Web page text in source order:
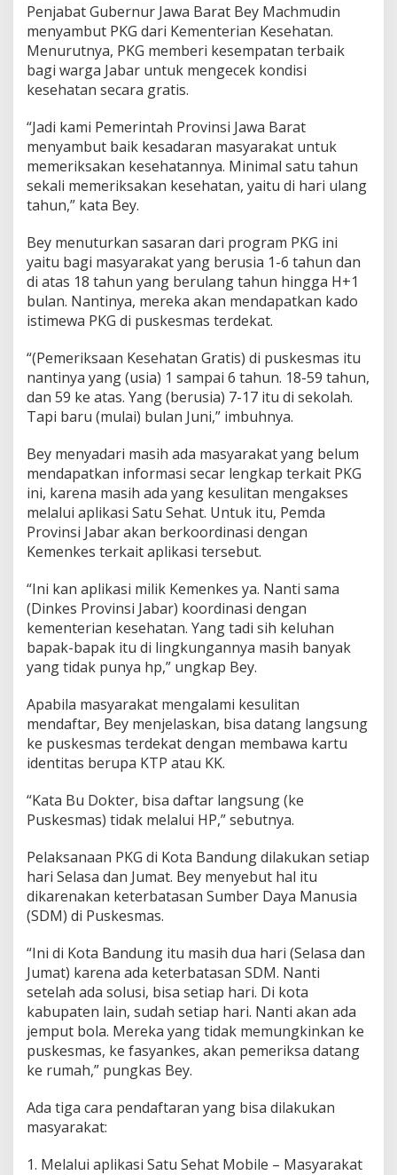
Penjabat Gubernur Jawa Barat Bey Machmudin
menyambut PKG dari Kementerian Kesehatan.
Menurutnya, PKG memberi kesempatan terbaik
bagi warga Jabar untuk mengecek kondisi
kesehatan secara gratis.
“Jadi kami Pemerintah Provinsi Jawa Barat
menyambut baik kesadaran masyarakat untuk
memeriksakan kesehatannya. Minimal satu tahun
sekali memeriksakan kesehatan, yaitu di hari ulang
tahun,” kata Bey.
Bey menuturkan sasaran dari program PKG ini
yaitu bagi masyarakat yang berusia 1-6 tahun dan
di atas 18 tahun yang berulang tahun hingga H+1
bulan. Nantinya, mereka akan mendapatkan kado
istimewa PKG di puskesmas terdekat.
“(Pemeriksaan Kesehatan Gratis) di puskesmas itu
nantinya yang (usia) 1 sampai 6 tahun. 18-59 tahun,
dan 59 ke atas. Yang (berusia) 7-17 itu di sekolah.
Tapi baru (mulai) bulan Juni,” imbuhnya.
Bey menyadari masih ada masyarakat yang belum
mendapatkan informasi secar lengkap terkait PKG
ini, karena masih ada yang kesulitan mengakses
melalui aplikasi Satu Sehat. Untuk itu, Pemda
Provinsi Jabar akan berkoordinasi dengan
Kemenkes terkait aplikasi tersebut.
“Ini kan aplikasi milik Kemenkes ya. Nanti sama
(Dinkes Provinsi Jabar) koordinasi dengan
kementerian kesehatan. Yang tadi sih keluhan
bapak-bapak itu di lingkungannya masih banyak
yang tidak punya hp,” ungkap Bey.
Apabila masyarakat mengalami kesulitan
mendaftar, Bey menjelaskan, bisa datang langsung
ke puskesmas terdekat dengan membawa kartu
identitas berupa KTP atau KK.
“Kata Bu Dokter, bisa daftar langsung (ke
Puskesmas) tidak melalui HP,” sebutnya.
Pelaksanaan PKG di Kota Bandung dilakukan setiap
hari Selasa dan Jumat. Bey menyebut hal itu
dikarenakan keterbatasan Sumber Daya Manusia
(SDM) di Puskesmas.
“Ini di Kota Bandung itu masih dua hari (Selasa dan
Jumat) karena ada keterbatasan SDM. Nanti
setelah ada solusi, bisa setiap hari. Di kota
kabupaten lain, sudah setiap hari. Nanti akan ada
jemput bola. Mereka yang tidak memungkinkan ke
puskesmas, ke fasyankes, akan pemeriksa datang
ke rumah,” pungkas Bey.
Ada tiga cara pendaftaran yang bisa dilakukan
masyarakat:
1. ⁠Melalui aplikasi Satu Sehat Mobile – Masyarakat